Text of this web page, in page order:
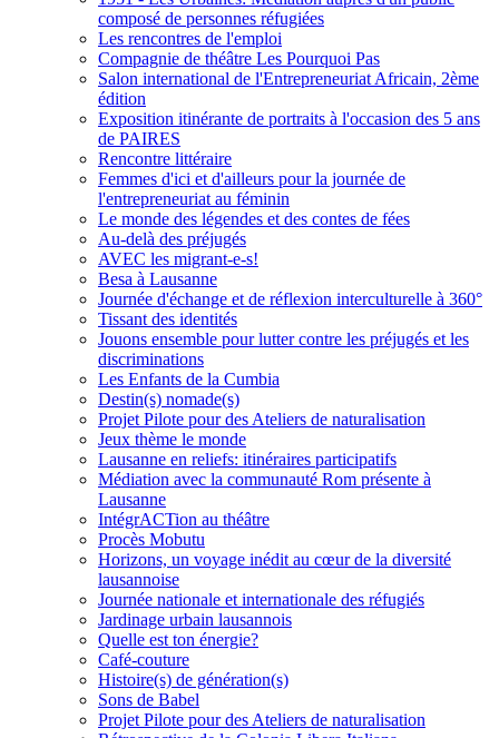
composé de personnes réfugiées
Les rencontres de l'emploi
Compagnie de théâtre Les Pourquoi Pas
Salon international de l'Entrepreneuriat Africain, 2ème
édition
Exposition itinérante de portraits à l'occasion des 5 ans
de PAIRES
Rencontre littéraire
Femmes d'ici et d'ailleurs pour la journée de
l'entrepreneuriat au féminin
Le monde des légendes et des contes de fées
Au-delà des préjugés
AVEC les migrant-e-s!
Besa à Lausanne
Journée d'échange et de réflexion interculturelle à 360°
Tissant des identités
Jouons ensemble pour lutter contre les préjugés et les
discriminations
Les Enfants de la Cumbia
Destin(s) nomade(s)
Projet Pilote pour des Ateliers de naturalisation
Jeux thème le monde
Lausanne en reliefs: itinéraires participatifs
Médiation avec la communauté Rom présente à
Lausanne
IntégrACTion au théâtre
Procès Mobutu
Horizons, un voyage inédit au cœur de la diversité
lausannoise
Journée nationale et internationale des réfugiés
Jardinage urbain lausannois
Quelle est ton énergie?
Café-couture
Histoire(s) de génération(s)
Sons de Babel
Projet Pilote pour des Ateliers de naturalisation